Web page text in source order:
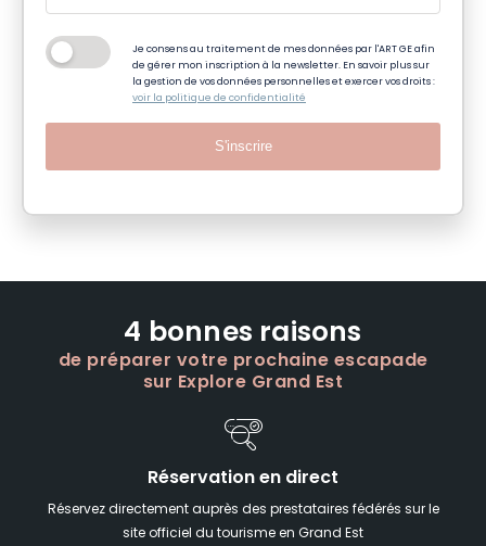
Je consens au traitement de mes données par l'ART GE afin
de gérer mon inscription à la newsletter. En savoir plus sur
la gestion de vos données personnelles et exercer vos droits :
voir la politique de confidentialité
S'inscrire
4 bonnes raisons
de préparer votre prochaine escapade
sur Explore Grand Est
Réservation en direct
Réservez directement auprès des prestataires fédérés sur le
site officiel du tourisme en Grand Est